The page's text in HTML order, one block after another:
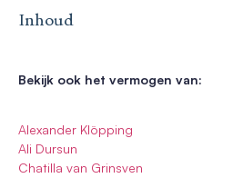
Inhoud
Bekijk ook het vermogen van:
Alexander Klöpping
Ali Dursun
Chatilla van Grinsven